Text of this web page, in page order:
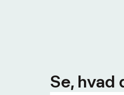
Se, hvad